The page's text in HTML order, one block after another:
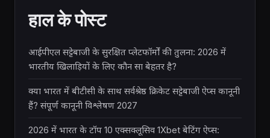
हाल के पोस्ट
आईपीएल सट्टेबाजी के सुरक्षित प्लेटफॉर्मों की तुलना: 2026 में
भारतीय खिलाड़ियों के लिए कौन सा बेहतर है?
क्या भारत में बीटीसी के साथ सर्वश्रेष्ठ क्रिकेट सट्टेबाजी ऐप्स कानूनी
हैं? संपूर्ण कानूनी विश्लेषण 2027
2026 में भारत के टॉप 10 एक्सक्लूसिव 1Xbet बेटिंग ऐप्स: